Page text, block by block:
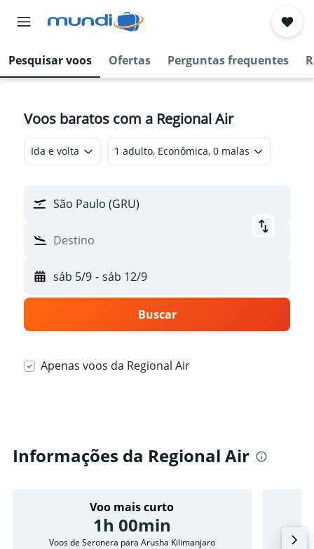
Pesquisar voos Ofertas Perguntas frequentes
Voos baratos com a Regional Air
Ida e volta 1 adulto, Econômica, 0 malas
São Paulo (GRU)
Destino
sáb 5/9 - sáb 12/9
Buscar
Apenas voos da Regional Air
Informações da Regional Air
Voo mais curto
1h 00min
Voos de Seronera para Arusha Kilimanjaro